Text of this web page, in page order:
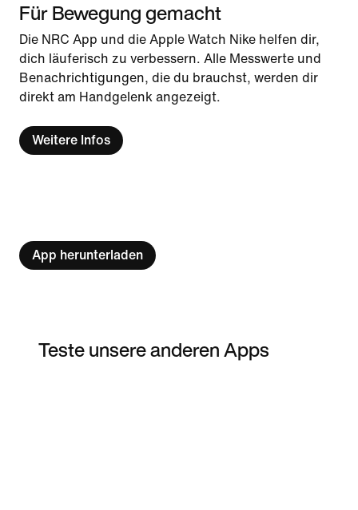
Für Bewegung gemacht
Die NRC App und die Apple Watch Nike helfen dir,
dich läuferisch zu verbessern. Alle Messwerte und
Benachrichtigungen, die du brauchst, werden dir
direkt am Handgelenk angezeigt.
Weitere Infos
App herunterladen
Teste unsere anderen Apps